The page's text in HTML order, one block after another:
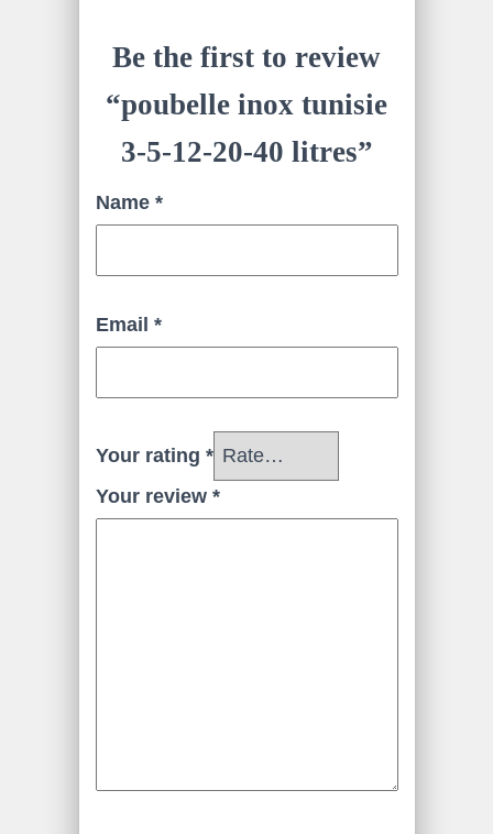
Be the first to review
“poubelle inox tunisie
3-5-12-20-40 litres”
Name *
Email *
Your rating *
Your review *